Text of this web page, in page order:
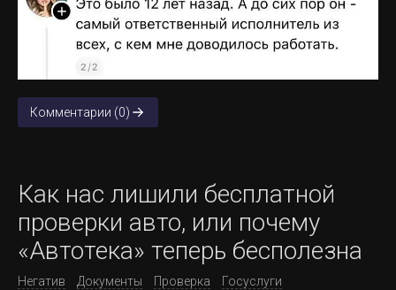
Комментарии (0)
Как нас лишили бесплатной
проверки авто, или почему
«Автотека» теперь бесполезна
Негатив Документы Проверка
Госуслуги